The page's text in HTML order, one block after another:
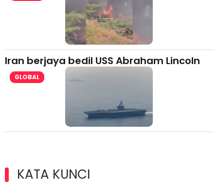
Iran berjaya bedil USS Abraham Lincoln
GLOBAL
KATA KUNCI